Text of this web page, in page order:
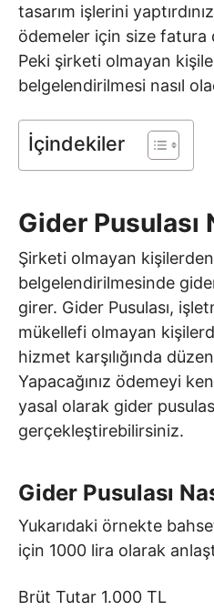
tasarım işlerini
ödemeler için size fatura
Peki şirketi olmayan
belgelendirilmesi nasıl
İçindekiler
Gider Pusulası
Şirketi olmayan
belgelendirilmesinde
girer. Gider Pusulası,
mükellefi olmayan
hizmet karşılığında
Yapacağınız ödemeyi
yasal olarak gider
gerçekleştirebilirsiniz.
Gider Pusulası
Yukarıdaki örnekte
için 1000 lira olarak
Brüt Tutar 1.000 TL